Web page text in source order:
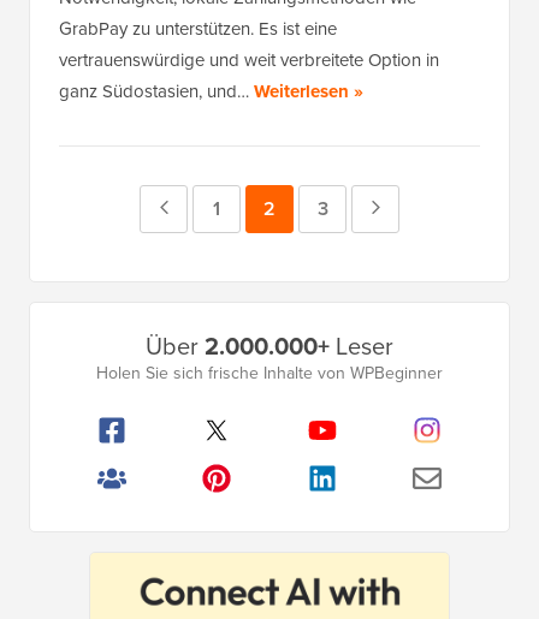
GrabPay zu unterstützen. Es ist eine
vertrauenswürdige und weit verbreitete Option in
ganz Südostasien, und…Weiterlesen »
Vorherige
Seite
1 Seite
2 Seite
3
Seitenleistenmenü
Über2.000.000+ Leser
Holen Sie sich frische Inhalte von WPBeginner